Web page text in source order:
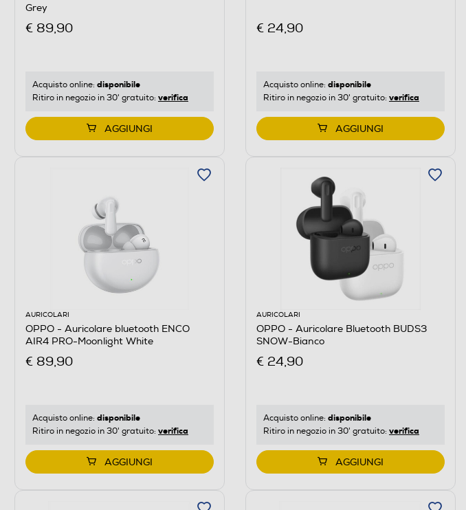
Grey
€ 89,90
Acquisto online: disponibile
Ritiro in negozio in 30' gratuito: verifica
AGGIUNGI
€ 24,90
Acquisto online: disponibile
Ritiro in negozio in 30' gratuito: verifica
AGGIUNGI
AURICOLARI
OPPO - Auricolare bluetooth ENCO
AIR4 PRO-Moonlight White
€ 89,90
Acquisto online: disponibile
Ritiro in negozio in 30' gratuito: verifica
AGGIUNGI
AURICOLARI
OPPO - Auricolare Bluetooth BUDS3
SNOW-Bianco
€ 24,90
Acquisto online: disponibile
Ritiro in negozio in 30' gratuito: verifica
AGGIUNGI